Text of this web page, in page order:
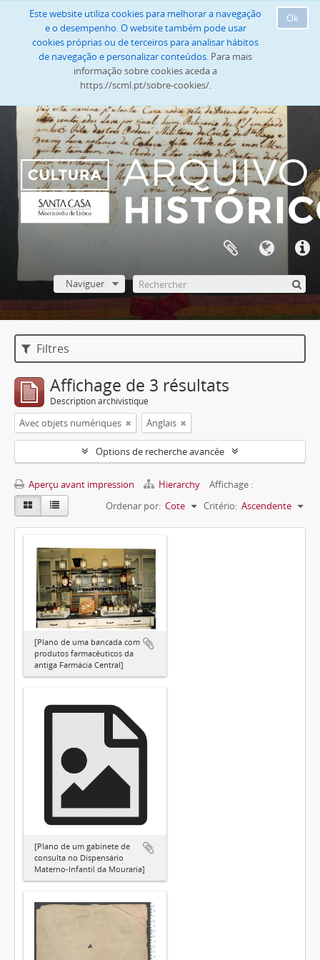
Ok
Este website utiliza cookies para melhorar a navegação
e o desempenho. O website também pode usar
cookies próprias ou de terceiros para analisar hábitos
de navegação e personalizar conteúdos. Para mais
informação sobre cookies aceda a
https://scml.pt/sobre-cookies/.
Naviguer
Filtres
Affichage de 3 résultats
Description archivistique
Avec objets numériques Anglais
Options de recherche avancée
Aperçu avant impression Hierarchy
Affichage :
Ordenar por: Cote Critério: Ascendente
[Plano de uma bancada com
produtos farmacêuticos da
antiga Farmácia Central]
[Plano de um gabinete de
consulta no Dispensário
Materno-Infantil da Mouraria]